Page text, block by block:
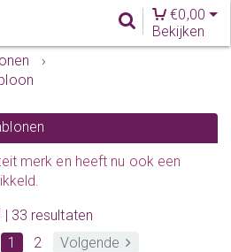
€0,00
Bekijken
›
merk en heeft nu ook een
| 33 resultaten
1 2 Volgende